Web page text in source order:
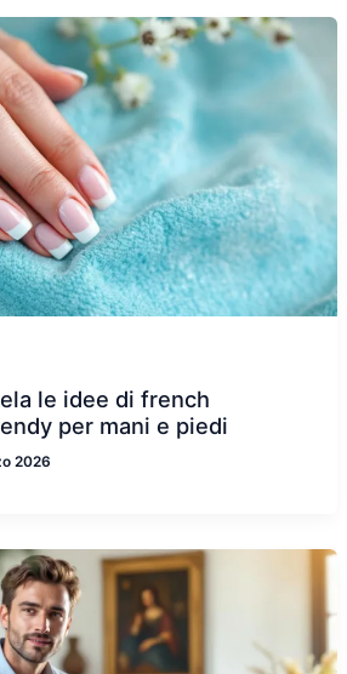
le idee di french
per mani e piedi
2026